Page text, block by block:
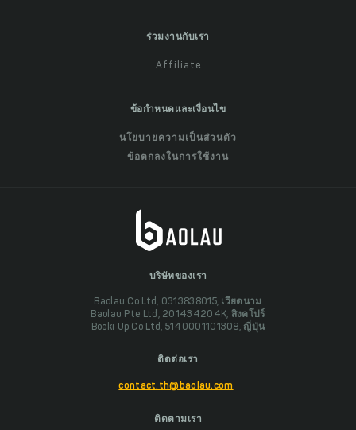
ร่วมงานกับเรา
Affiliate
ข้อกำหนดและเงื่อนไข
นโยบายความเป็นส่วนตัว
ข้อตกลงในการใช้งาน
บริษัทของเรา
Baolau Co Ltd, 0313838015, เวียดนาม
Baolau Pte Ltd, 201434204K, สิงคโปร์
Boeki Up Co Ltd, 5140001101308, ญี่ปุ่น
ติดต่อเรา
contact.th@baolau.com
ติดตามเรา